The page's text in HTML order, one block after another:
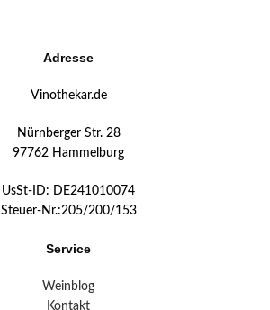
Adresse
Vinothekar.de
Nürnberger Str. 28
97762 Hammelburg
UsSt-ID: DE241010074
Steuer-Nr.:205/200/153
Service
Weinblog
Kontakt